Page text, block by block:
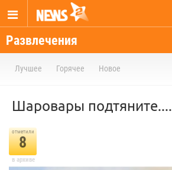
Развлечения
Лучшее Горячее Новое
Шаровары подтяните....
отметили
8
в архиве